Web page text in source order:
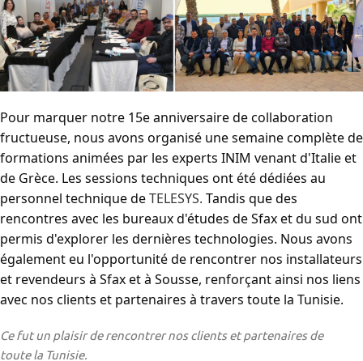
Pour marquer notre 15e anniversaire de collaboration
fructueuse, nous avons organisé une semaine complète de
formations animées par les experts INIM venant d'Italie et
de Grèce. Les sessions techniques ont été dédiées au
personnel technique deTELESYS. Tandis que des
rencontres avec les bureaux d'études de Sfax et du sud ont
permis d'explorer les dernières technologies. Nous avons
également eu l'opportunité de rencontrer nos installateurs
et revendeurs à Sfax et à Sousse, renforçant ainsi nos liens
avec nos clients et partenaires à travers toute la Tunisie.
Ce fut un plaisir de rencontrer nos clients et partenaires de
toute la Tunisie.